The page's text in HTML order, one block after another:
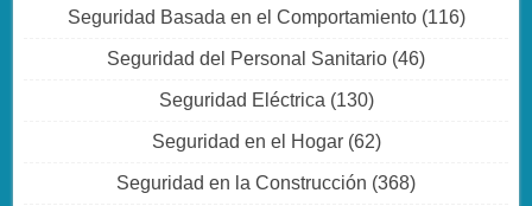
Seguridad Basada en el Comportamiento(116)
Seguridad del Personal Sanitario (46)
Seguridad Eléctrica (130)
Seguridad en el Hogar(62)
Seguridad en la Construcción (368)